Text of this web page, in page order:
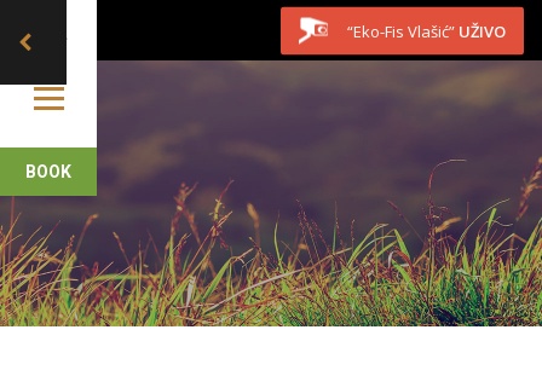
“Eko-Fis Vlašić” UŽIVO
BOOK